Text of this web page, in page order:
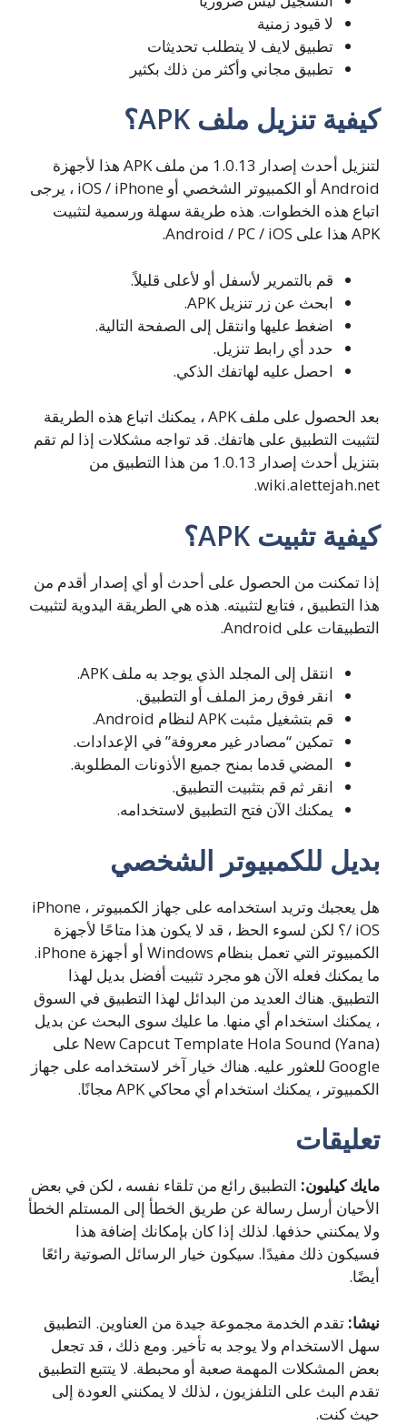
لا قيود زمنية
تطبيق لايف لا يتطلب تحديثات
تطبيق مجاني وأكثر من ذلك بكثير
كيفية تنزيل ملف APK؟
لتنزيل أحدث إصدار 1.0.13 من ملف APK هذا لأجهزة
Android أو الكمبيوتر الشخصي أو iOS / iPhone ، يرجى
اتباع هذه الخطوات. هذه طريقة سهلة ورسمية لتثبيت
APK هذا على Android / PC / iOS.
قم بالتمرير لأسفل أو لأعلى قليلاً.
ابحث عن زر تنزيل APK.
اضغط عليها وانتقل إلى الصفحة التالية.
حدد أي رابط تنزيل.
احصل عليه لهاتفك الذكي.
بعد الحصول على ملف APK ، يمكنك اتباع هذه الطريقة
لتثبيت التطبيق على هاتفك. قد تواجه مشكلات إذا لم تقم
بتنزيل أحدث إصدار 1.0.13 من هذا التطبيق من
wiki.alettejah.net.
كيفية تثبيت APK؟
إذا تمكنت من الحصول على أحدث أو أي إصدار أقدم من
هذا التطبيق ، فتابع لتثبيته. هذه هي الطريقة اليدوية لتثبيت
التطبيقات على Android.
انتقل إلى المجلد الذي يوجد به ملف APK.
انقر فوق رمز الملف أو التطبيق.
قم بتشغيل مثبت APK لنظام Android.
تمكين “مصادر غير معروفة” في الإعدادات.
المضي قدما بمنح جميع الأذونات المطلوبة.
انقر ثم قم بتثبيت التطبيق.
يمكنك الآن فتح التطبيق لاستخدامه.
بديل للكمبيوتر الشخصي
هل يعجبك وتريد استخدامه على جهاز الكمبيوتر ، iPhone
/ iOS؟ لكن لسوء الحظ ، قد لا يكون هذا متاحًا لأجهزة
الكمبيوتر التي تعمل بنظام Windows أو أجهزة iPhone.
ما يمكنك فعله الآن هو مجرد تثبيت أفضل بديل لهذا
التطبيق. هناك العديد من البدائل لهذا التطبيق في السوق
، يمكنك استخدام أي منها. ما عليك سوى البحث عن بديل
New Capcut Template Hola Sound (Yana) على
Google للعثور عليه. هناك خيار آخر لاستخدامه على جهاز
الكمبيوتر ، يمكنك استخدام أي محاكي APK مجانًا.
تعليقات
مايك كيليون: التطبيق رائع من تلقاء نفسه ، لكن في بعض
الأحيان أرسل رسالة عن طريق الخطأ إلى المستلم الخطأ
ولا يمكنني حذفها. لذلك إذا كان بإمكانك إضافة هذا
فسيكون ذلك مفيدًا. سيكون خيار الرسائل الصوتية رائعًا
أيضًا.
نيشا: تقدم الخدمة مجموعة جيدة من العناوين. التطبيق
سهل الاستخدام ولا يوجد به تأخير. ومع ذلك ، قد تجعل
بعض المشكلات المهمة صعبة أو محبطة. لا يتتبع التطبيق
تقدم البث على التلفزيون ، لذلك لا يمكنني العودة إلى
حيث كنت.